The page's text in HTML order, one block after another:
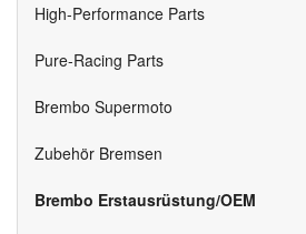
High-Performance Parts
Pure-Racing Parts
Brembo Supermoto
Zubehör Bremsen
Brembo Erstausrüstung/OEM